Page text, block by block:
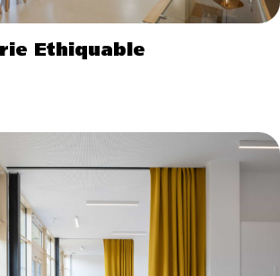
Ethiquable